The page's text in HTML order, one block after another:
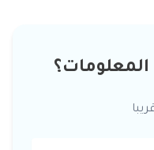
المعلومات؟